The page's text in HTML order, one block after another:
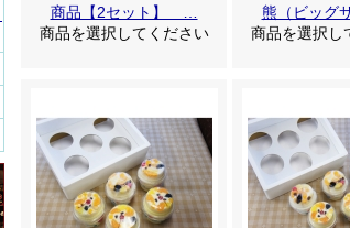
商品【2セット】 …
商品を選択してください
熊（ビッグ
商品を選択し